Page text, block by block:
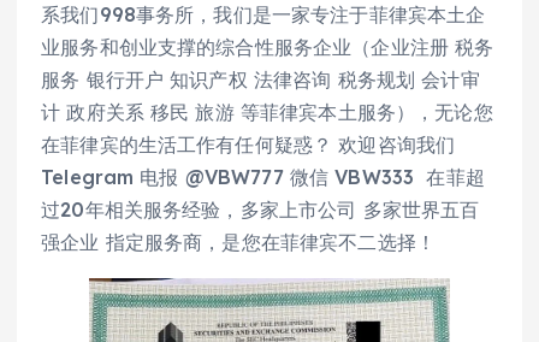
系我们998事务所，我们是一家专注于菲律宾本土企
业服务和创业支撑的综合性服务企业（企业注册 税务
服务 银行开户 知识产权 法律咨询 税务规划 会计审
计 政府关系 移民 旅游 等菲律宾本土服务），无论您
在菲律宾的生活工作有任何疑惑？ 欢迎咨询我们
Telegram 电报 @VBW777 微信 VBW333 在菲超
过20年相关服务经验，多家上市公司 多家世界五百
强企业 指定服务商，是您在菲律宾不二选择！